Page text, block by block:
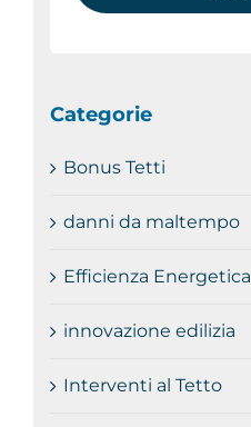
Categorie
Bonus Tetti
danni da maltempo
Efficienza Energetica
innovazione edilizia
Interventi al Tetto